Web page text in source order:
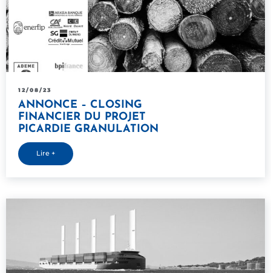
12/08/23
ANNONCE – CLOSING
FINANCIER DU PROJET
PICARDIE GRANULATION
Lire +